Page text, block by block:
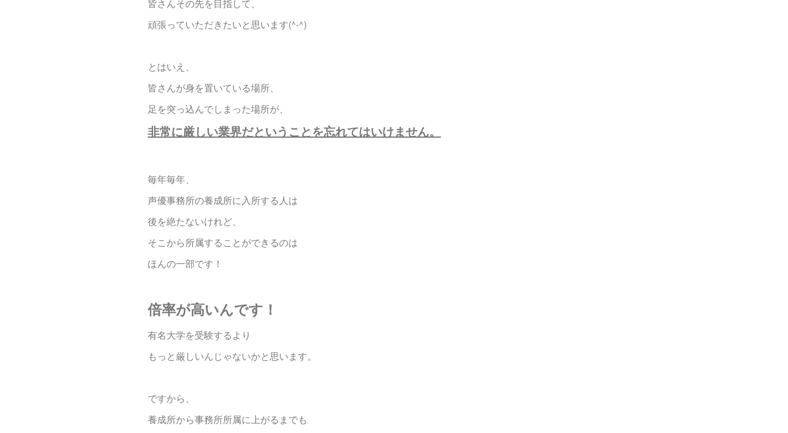
皆さんその先を目指して、
頑張っていただきたいと思います(^-^)
とはいえ、
皆さんが身を置いている場所、
足を突っ込んでしまった場所が、
非常に厳しい業界だということを忘れてはいけません。
毎年毎年、
声優事務所の養成所に入所する人は
後を絶たないけれど、
そこから所属することができるのは
ほんの一部です！
倍率が高いんです！
有名大学を受験するより
もっと厳しいんじゃないかと思います。
ですから、
養成所から事務所所属に上がるまでも